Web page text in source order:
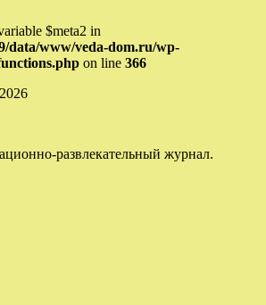
$meta2 in
data/www/veda-dom.ru/wp-
on line 366
развлекательный журнал.